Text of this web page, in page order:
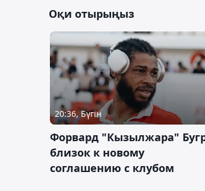
Оқи отырыңыз
20:36, Бүгін
Форвард "Кызылжара"
близок к новому
соглашению с клубом